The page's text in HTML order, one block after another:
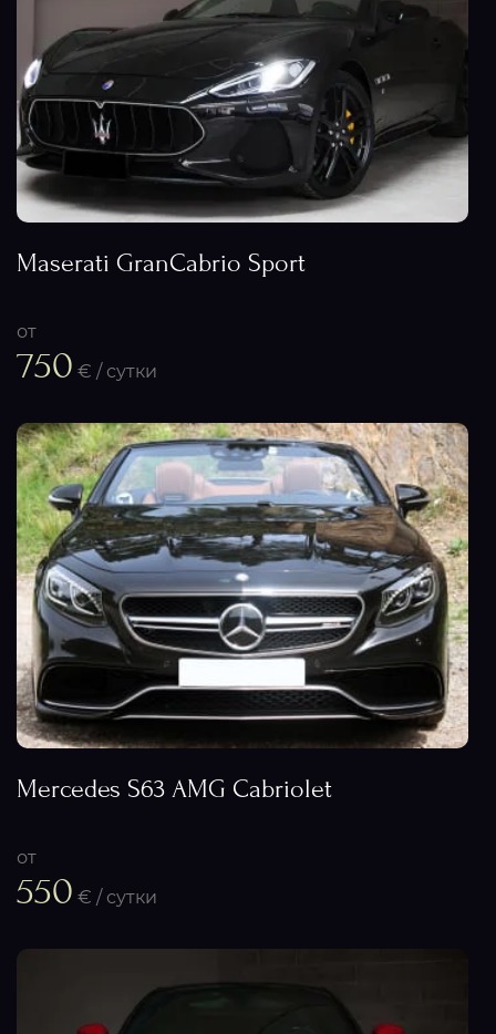
Maserati GranCabrio Sport
от
750 € / сутки
Mercedes S63 AMG Cabriolet
от
550 € / сутки